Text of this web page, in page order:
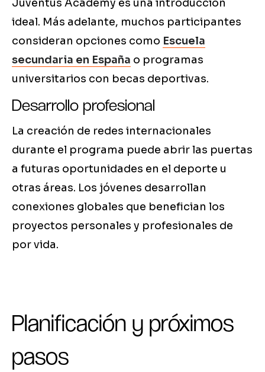
Juventus Academy es una introducción
ideal. Más adelante, muchos participantes
consideran opciones como Escuela
secundaria en España o programas
universitarios con becas deportivas.
Desarrollo profesional
La creación de redes internacionales
durante el programa puede abrir las puertas
a futuras oportunidades en el deporte u
otras áreas. Los jóvenes desarrollan
conexiones globales que benefician los
proyectos personales y profesionales de
por vida.
Planificación y próximos
pasos